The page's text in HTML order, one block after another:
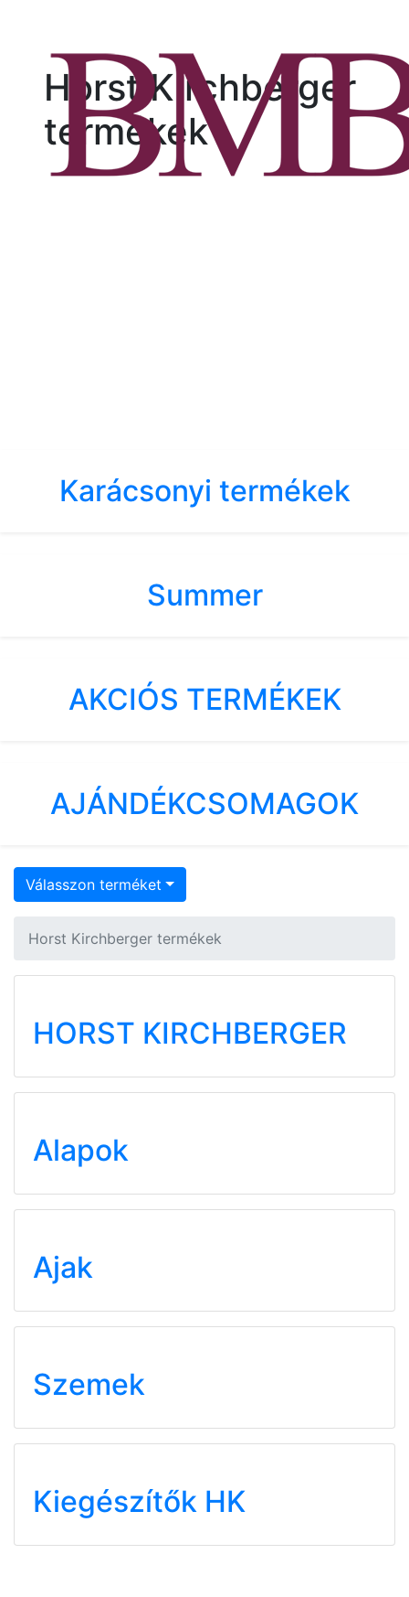
Horst Kirchberger
termékek
Karácsonyi termékek
Summer
AKCIÓS TERMÉKEK
AJÁNDÉKCSOMAGOK
Válasszon terméket
Horst Kirchberger termékek
HORST KIRCHBERGER
Alapok
Ajak
Szemek
Kiegészítők HK